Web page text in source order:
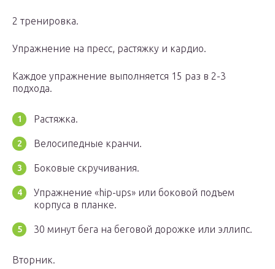
2 тренировка.
Упражнение на пресс, растяжку и кардио.
Каждое упражнение выполняется 15 раз в 2-3
подхода.
Растяжка.
Велосипедные кранчи.
Боковые скручивания.
Упражнение «hip-ups» или боковой подъем
корпуса в планке.
30 минут бега на беговой дорожке или эллипс.
Вторник.